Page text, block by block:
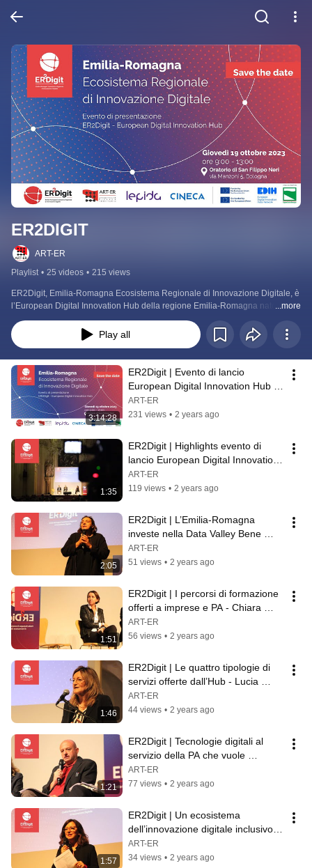
ER2DIGIT
ART-ER
Playlist • 25 videos • 215 views
ER2Digit, Emilia-Romagna Ecosistema Regionale di Innovazione Digitale, è
l’European Digital Innovation Hub della regione Emilia-Romagna nato dalla
collaborazione di ART-ER, LEPIDA e CINECA per favorire il miglioramento
dell’offerta di servizi pubblici e l’adozione di soluzioni digitali innovative
nella Pubblica Amministrazione e nelle imprese.
...more
Play all
3:14:28
ER2Digit | Evento di lancio
European Digital Innovation Hub
dell’Emilia-Romagna
ART-ER
231 views • 2 years ago
1:35
ER2Digit | Highlights evento di
lancio European Digital Innovation
Hub dell’Emilia-Romagna
ART-ER
119 views • 2 years ago
2:05
ER2Digit | L’Emilia-Romagna
investe nella Data Valley Bene
Comune - Paola Salomoni (RER)
ART-ER
51 views • 2 years ago
1:51
ER2Digit | I percorsi di formazione
offerti a imprese e PA - Chiara
Dellacasa (CINECA)
ART-ER
56 views • 2 years ago
1:46
ER2Digit | Le quattro tipologie di
servizi offerte dall’Hub - Lucia
Mazzoni (ART-ER)
ART-ER
44 views • 2 years ago
1:21
ER2Digit | Tecnologie digitali al
servizio della PA che vuole
innovare - Gianluca Mazzini
(LEPIDA)
ART-ER
77 views • 2 years ago
1:57
ER2Digit | Un ecosistema
dell’innovazione digitale inclusivo -
Marina Silverii (ART-ER)
ART-ER
34 views • 2 years ago